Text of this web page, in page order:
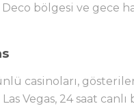
bölgesi ve gece
casinoları,
Las Vegas, 24 saat